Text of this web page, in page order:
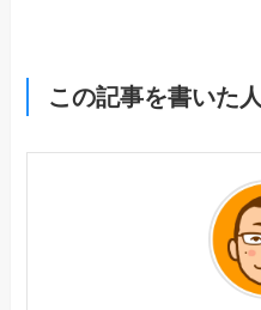
この記事を書いた人